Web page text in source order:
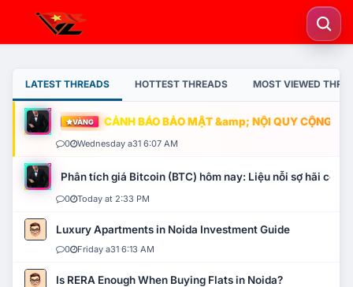
LATEST THREADS HOTTEST THREADS MOST VIEWED
VÀNG CẢNH BÁO BẢO MẬT &amp; NỘI QUY CỘNG
0 Wednesday a31 6:07 AM
Phân tích giá Bitcoin (BTC) hôm nay: Liệu nỗi sợ hãi có
0 Today at 2:33 PM
Luxury Apartments in Noida Investment Guide
0 Friday a31 6:13 AM
Is RERA Enough When Buying Flats in Noida?